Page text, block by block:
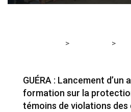
> >
GUÉRA : Lancement d’un
formation sur la
témoins de violations des